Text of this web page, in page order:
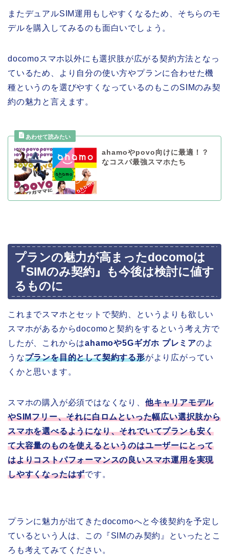
またデュアルSIM運用もしやすくなるため、そちらのモ
デルを購入してみるのも面白いでしょう。
docomoスマホ以外にも選択肢が広がる契約方法となっ
ているため、より自分の使い方やプランに合わせた機
種というのを選びやすくなっているのもこのSIMのみ契
約の魅力と言えます。
ahamoやpovo向けに最適！？
なコスパ最強スマホたち
プランの魅力が高まったdocomoは
『SIMのみ契約』も今後は検討に値す
るものに
これまでスマホとセットで契約、というよりも欲しい
スマホがあるからdocomoと契約をするという考え方で
したが、これからはahamoや5Gギガホ プレミアのよ
うなプランを目的として契約する形がより広がってい
くかと思います。
スマホの購入が必須ではなくなり、 他キャリアモデル
やSIMフリー、それに白ロムといった幅広い選択肢から
スマホを選べるようになり、それでいてプランも安く
て大容量のものを使えるというのはユーザーにとって
はよりコストパフォーマンスの良いスマホ運用を実現
しやすくなったはずです。
プランに魅力が出てきたdocomoへと今後契約を予定し
ているという人は、この『SIMのみ契約』といったとこ
ろも考えてみてください。